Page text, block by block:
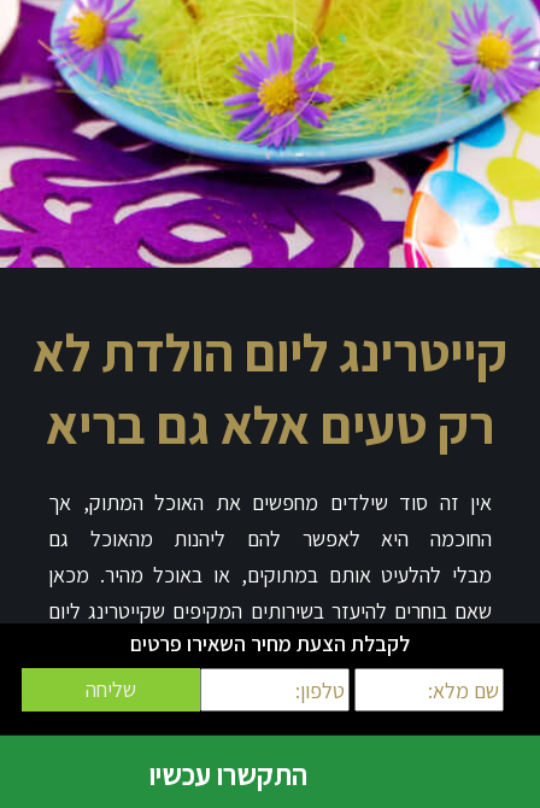
קייטרינג ליום הולדת לא
רק טעים אלא גם בריא
אין זה סוד שילדים מחפשים את האוכל המתוק, אך
החוכמה היא לאפשר להם ליהנות מהאוכל גם
מבלי להלעיטאותם במתוקים, או באוכל מהיר. מכאן
שאם בוחרים להיעזר בשירותים המקיפים שקייטרינג ליום
יודע להציע , מוטב לברר כיצד הקייטרינג
לסוגיה.
משל אם חשוב להורים לדבוק בקייטרינג
בריא, ניתן לייצר יופי של קינוחים שמתבססים על פירות,
לקבלת הצעת מחיר השאירו פרטים
התקשרו עכשיו